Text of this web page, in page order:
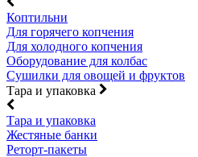
Коптильни
Для горячего копчения
Для холодного копчения
Оборудование для колбас
Сушилки для овощей и фруктов
Тара и упаковка
Тара и упаковка
Жестяные банки
Реторт-пакеты